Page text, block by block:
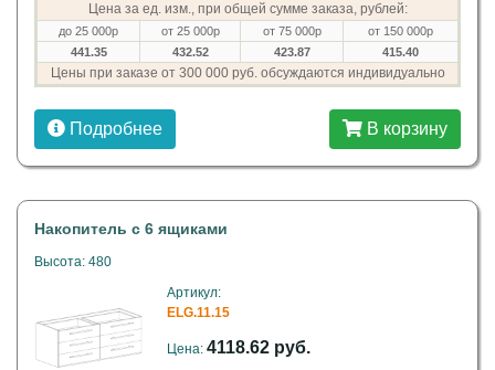
Цена за ед. изм., при общей сумме заказа, рублей:
до 25 000р от 25 000р от 75 000р
от 150 000р
441.35
432.52 423.87 415.40
Цены при заказе от 300 000 руб. обсуждаются индивидуально
Подробнее В корзину
Накопитель с 6 ящиками
Высота: 480
Артикул:
ELG.11.15
Цена: 4118.62 руб.